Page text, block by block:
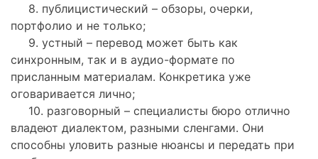
8. публицистический – обзоры, очерки,
портфолио и не только;
9. устный – перевод может быть как
синхронным, так и в аудио-формате по
присланным материалам. Конкретика уже
оговаривается лично;
10. разговорный – специалисты бюро отлично
владеют диалектом, разными сленгами. Они
способны уловить разные нюансы и передать при